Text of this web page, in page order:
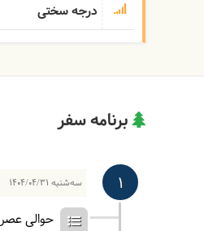
درجه سختی
برنامه سفر
1 سه‌شنبه 1404/04/31
حوالی